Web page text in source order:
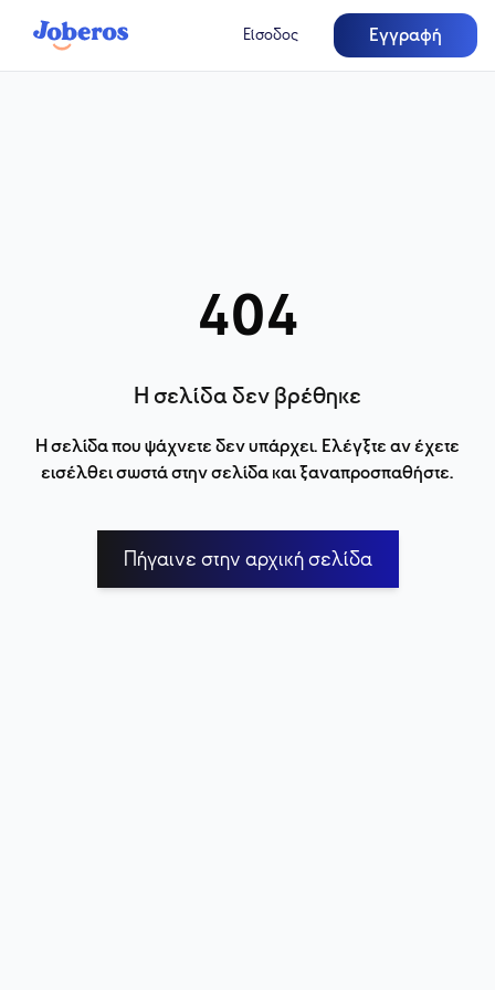
Είσοδος Εγγραφή
404
Η σελίδα δεν βρέθηκε
Η σελίδα που ψάχνετε δεν υπάρχει. Ελέγξτε αν έχετε
εισέλθει σωστά στην σελίδα και ξαναπροσπαθήστε.
Πήγαινε στην αρχική σελίδα